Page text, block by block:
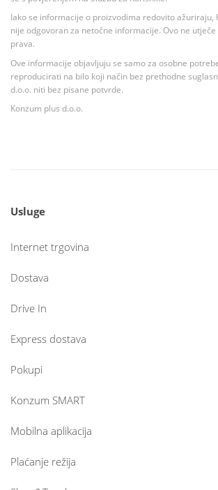
Iako se informacije o proizvodima redovito ažuriraju,
nije odgovoran za netočne informacije. Ovo ne utječe
prava.
Ove informacije objavljuju se samo za osobne
reproducirati na bilo koji način bez prethodne
d.o.o. niti bez pisane potvrde.
Konzum plus d.o.o.
Usluge
Internet trgovina
Dostava
Drive In
Express dostava
Pokupi
Konzum SMART
Mobilna aplikacija
Plaćanje režija